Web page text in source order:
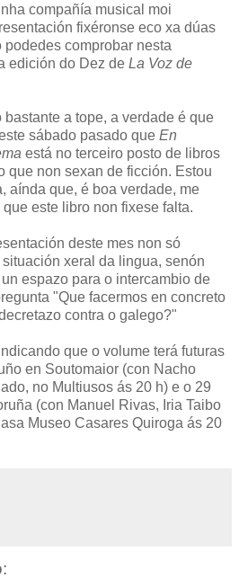
compañía musical moi
fixéronse eco xa dúas
comprobar nesta
edición do Dez de La Voz de
a tope, a verdade é que
sábado pasado que En
está no terceiro posto de libros
que non sexan de ficción. Estou
aínda que, é boa verdade, me
este libro non fixese falta.
deste mes non só
xeral da lingua, senón
espazo para o intercambio de
"Que facermos en concreto
contra o galego?"
que o volume terá futuras
en Soutomaior (con Nacho
no Multiusos ás 20 h) e o 29
(con Manuel Rivas, Iria Taibo
Museo Casares Quiroga ás 20